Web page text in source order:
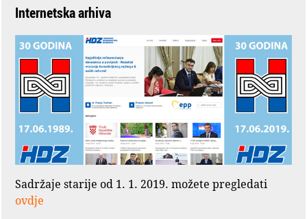
Internetska arhiva
Sadržaje starije od 1. 1. 2019. možete pregledati
ovdje